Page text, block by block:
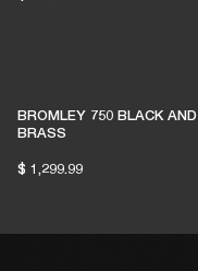
BROMLEY 750 BLACK AND
BRASS
$ 1,299.99